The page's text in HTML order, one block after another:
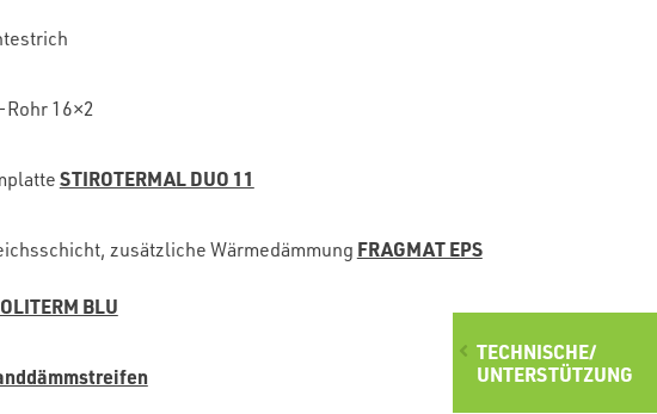
TECHNISCHE/
UNTERSTÜTZUNG
Rohr 16×2
STIROTERMAL DUO 11
zusätzliche Wärmedämmung FRAGMAT EPS
BLU